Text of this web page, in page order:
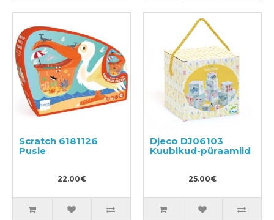
Scratch 6181126
Pusle
22.00€
Djeco DJ06103
Kuubikud-püraamiid
25.00€